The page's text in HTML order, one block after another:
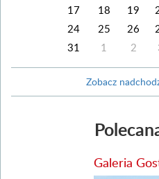
17
18 19
24
25 26
31
1 2
Zobacz
Galeria